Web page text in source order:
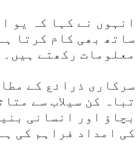
انہوں نے کہا کہ یو
ساتھ بھی کام کرتا
معلومات رکھتے ہیں۔
سرکاری ذرائع کے
کی امداد فراہم کی